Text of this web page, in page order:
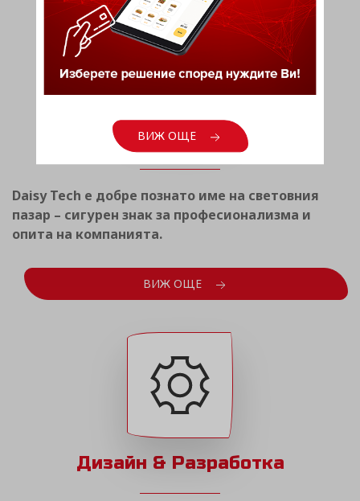
Световен опит
Daisy Tech е добре познато име на световния
пазар – сигурен знак за професионализма и
опита на компанията.
ВИЖ ОЩЕ
Дизайн & Разработка
ВИЖ ОЩЕ